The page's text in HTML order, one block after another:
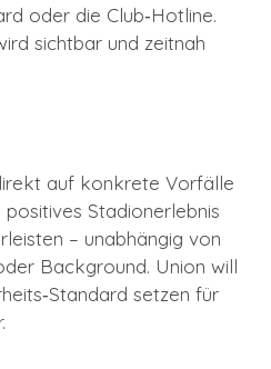
oder die Club‑Hotline.
sichtbar und zeitnah
auf konkrete Vorfälle
Stadionerlebnis
– unabhängig von
Background. Union will
setzen für